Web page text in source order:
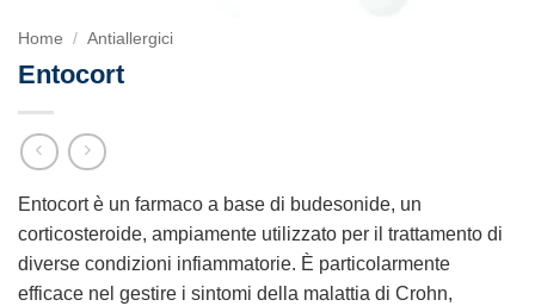
Home / Antiallergici
Entocort
Entocort è un farmaco a base di budesonide, un
corticosteroide, ampiamente utilizzato per il trattamento di
diverse condizioni infiammatorie. È particolarmente
efficace nel gestire i sintomi della malattia di Crohn,